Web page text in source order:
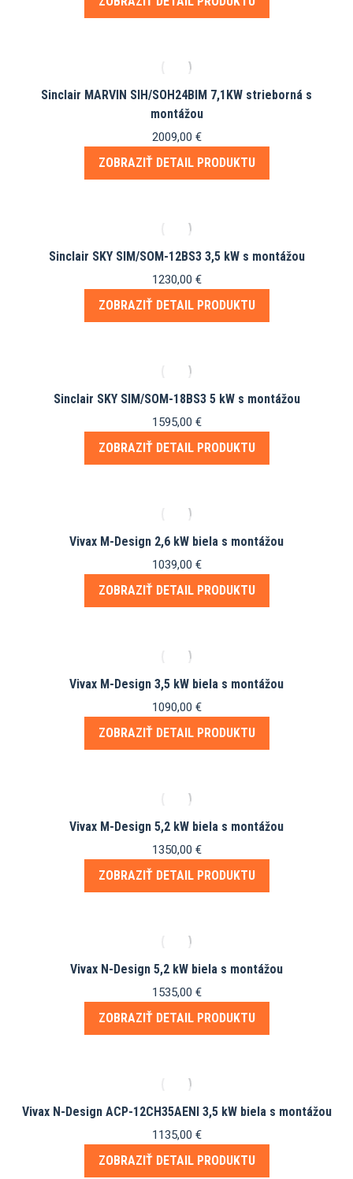
Sinclair MARVIN SIH/SOH24BIM 7,1KW strieborná s
montážou
2009,00 €
ZOBRAZIŤ DETAIL PRODUKTU
Sinclair SKY SIM/SOM-12BS3 3,5 kW s montážou
1230,00 €
ZOBRAZIŤ DETAIL PRODUKTU
Sinclair SKY SIM/SOM-18BS3 5 kW s montážou
1595,00 €
ZOBRAZIŤ DETAIL PRODUKTU
Vivax M-Design 2,6 kW biela s montážou
1039,00 €
ZOBRAZIŤ DETAIL PRODUKTU
Vivax M-Design 3,5 kW biela s montážou
1090,00 €
ZOBRAZIŤ DETAIL PRODUKTU
Vivax M-Design 5,2 kW biela s montážou
1350,00 €
ZOBRAZIŤ DETAIL PRODUKTU
Vivax N-Design 5,2 kW biela s montážou
1535,00 €
ZOBRAZIŤ DETAIL PRODUKTU
Vivax N-Design ACP-12CH35AENI 3,5 kW biela s montážou
1135,00 €
ZOBRAZIŤ DETAIL PRODUKTU